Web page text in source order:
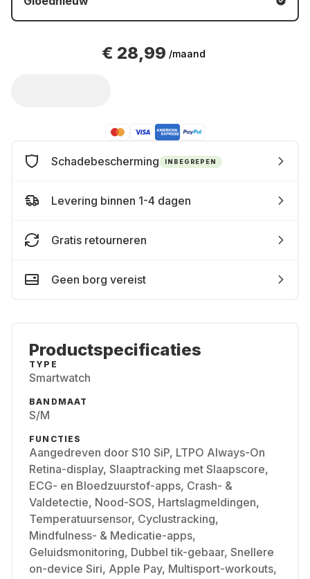
€ 28,99 /maand
Schadebescherming INBEGREPEN
Levering binnen 1-4 dagen
Gratis retourneren
Geen borg vereist
Productspecificaties
TYPE
Smartwatch
BANDMAAT
S/M
FUNCTIES
Aangedreven door S10 SiP, LTPO Always-On
Retina-display, Slaaptracking met Slaapscore,
ECG- en Bloedzuurstof-apps, Crash- &
Valdetectie, Nood-SOS, Hartslagmeldingen,
Temperatuursensor, Cyclustracking,
Mindfulness- & Medicatie-apps,
Geluidsmonitoring, Dubbel tik-gebaar, Snellere
on-device Siri, Apple Pay, Multisport-workouts,